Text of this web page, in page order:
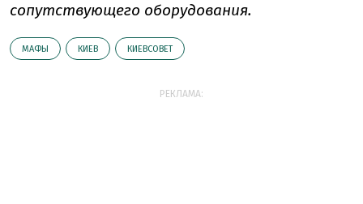
сопутствующего оборудования.
МАФЫ КИЕВ КИЕВСОВЕТ
РЕКЛАМА: